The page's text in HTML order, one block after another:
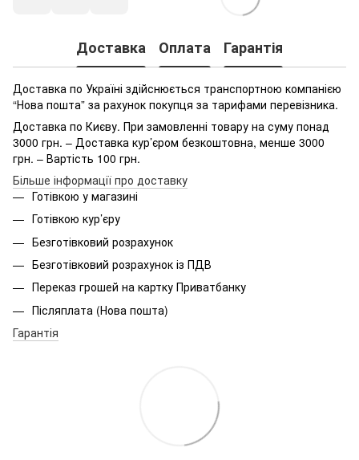
Доставка Оплата Гарантія
Доставка по Україні здійснюється транспортною компанією
“Нова пошта” за рахунок покупця за тарифами перевізника.
Доставка по Києву. При замовленні товару на суму понад
3000 грн. – Доставка кур’єром безкоштовна, менше 3000
грн. – Вартість 100 грн.
Більше інформації про доставку
Готівкою у магазині
Готівкою кур’єру
Безготівковий розрахунок
Безготівковий розрахунок із ПДВ
Переказ грошей на картку Приватбанку
Післяплата (Нова пошта)
Гарантія